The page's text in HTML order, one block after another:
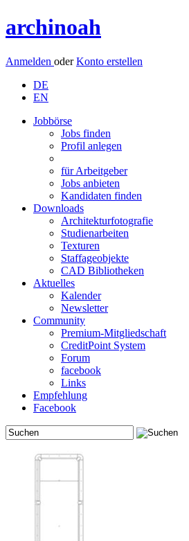
archinoah
Anmelden oderKonto erstellen
DE
EN
Jobbörse
Jobs finden
Profil anlegen
für Arbeitgeber
Jobs anbieten
Kandidaten finden
Downloads
Architekturfotografie
Studienarbeiten
Texturen
Staffageobjekte
CAD Bibliotheken
Aktuelles
Kalender
Newsletter
Community
Premium-Mitgliedschaft
CreditPoint System
Forum
facebook
Links
Empfehlung
Facebook